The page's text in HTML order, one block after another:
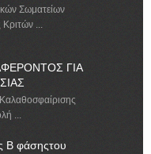
Σωματείων
Κριτών ...
ΓΙΑ
...
Β φάσηςτου